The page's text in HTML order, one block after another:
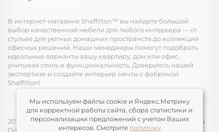
В интернет-магазине Sheffilton™ вы найдете большой
выбор качественной мебели для любого интерьера — от
стульев для уютных домашних пространств до коллекций
офисных решений. Наши менеджеры помогут подобрать
идеальные варианты вашу квартиру, дом или офис,
учитывая стиль и функциональность. Доверьтесь нашей
экспертизе и создайте интерьер мечты с фабрикой
Sheffilton!
2014-2026, ООО «ЭЛМАТ», Sheffilton™ Все права защищены
Политика конфиденциальности
Мы используем файлы cookie и Яндекс.Метрику
для корректной работы сайта, сбора статистики и
персонализации предложений с учетом Ваших
интересов. Смотрите политику